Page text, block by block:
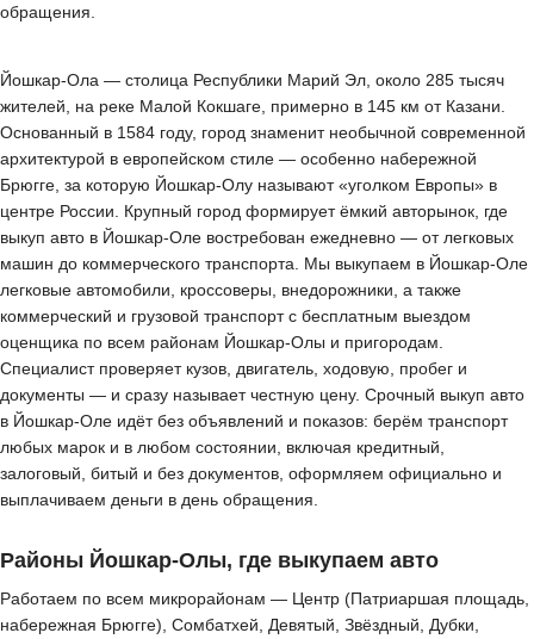
обращения.
Йошкар-Ола — столица Республики Марий Эл, около 285 тысяч
жителей, на реке Малой Кокшаге, примерно в 145 км от Казани.
Основанный в 1584 году, город знаменит необычной современной
архитектурой в европейском стиле — особенно набережной
Брюгге, за которую Йошкар-Олу называют «уголком Европы» в
центре России. Крупный город формирует ёмкий авторынок, где
выкуп авто в Йошкар-Оле востребован ежедневно — от легковых
машин до коммерческого транспорта. Мы выкупаем в Йошкар-Оле
легковые автомобили, кроссоверы, внедорожники, а также
коммерческий и грузовой транспорт с бесплатным выездом
оценщика по всем районам Йошкар-Олы и пригородам.
Специалист проверяет кузов, двигатель, ходовую, пробег и
документы — и сразу называет честную цену. Срочный выкуп авто
в Йошкар-Оле идёт без объявлений и показов: берём транспорт
любых марок и в любом состоянии, включая кредитный,
залоговый, битый и без документов, оформляем официально и
выплачиваем деньги в день обращения.
Районы Йошкар-Олы, где выкупаем авто
Работаем по всем микрорайонам — Центр (Патриаршая площадь,
набережная Брюгге), Сомбатхей, Девятый, Звёздный, Дубки,